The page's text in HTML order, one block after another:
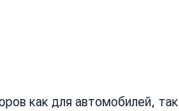
как для автомобилей,